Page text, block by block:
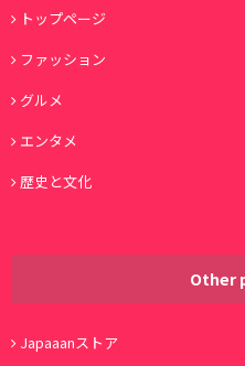
トップページ
ファッション
グルメ
エンタメ
歴史と文化
Other
Japaaanストア